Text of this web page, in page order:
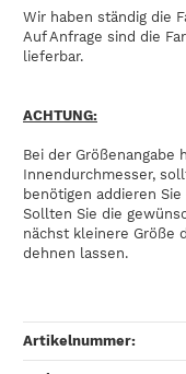
Wir haben ständig die
Auf Anfrage sind die
lieferbar.
ACHTUNG:
Bei der Größenangabe
Innendurchmesser,
benötigen addieren
Sollten Sie die
nächst kleinere Größe
dehnen lassen.
Artikelnummer: